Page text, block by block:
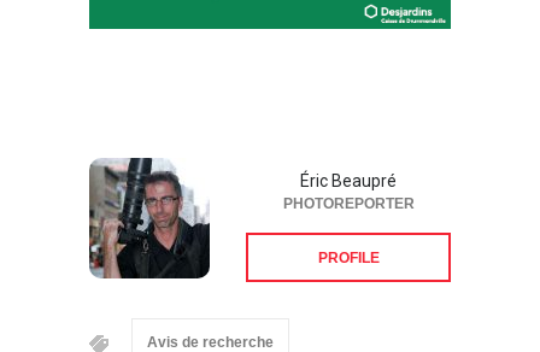
Éric Beaupré
PHOTOREPORTER
PROFILE
Avis de recherche